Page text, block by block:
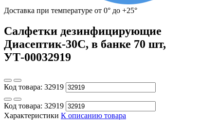
Доставка при температуре от 0° до +25°
Салфетки дезинфицирующие
Диасептик-30С, в банке 70 шт,
УТ-00032919
Код товара: 32919
Код товара: 32919
Характеристики К описанию товара